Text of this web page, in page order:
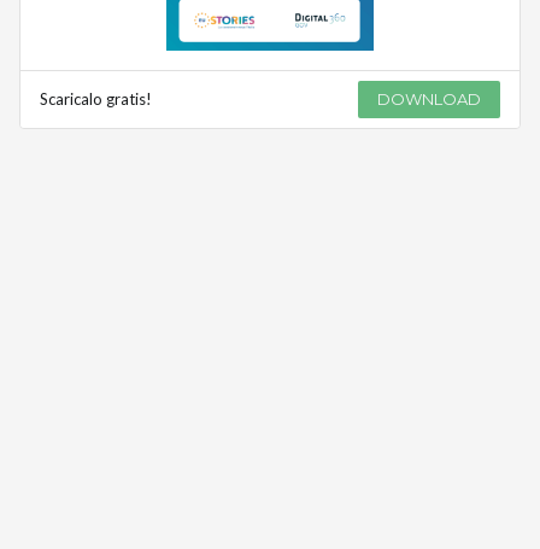
Scaricalo gratis! DOWNLOAD